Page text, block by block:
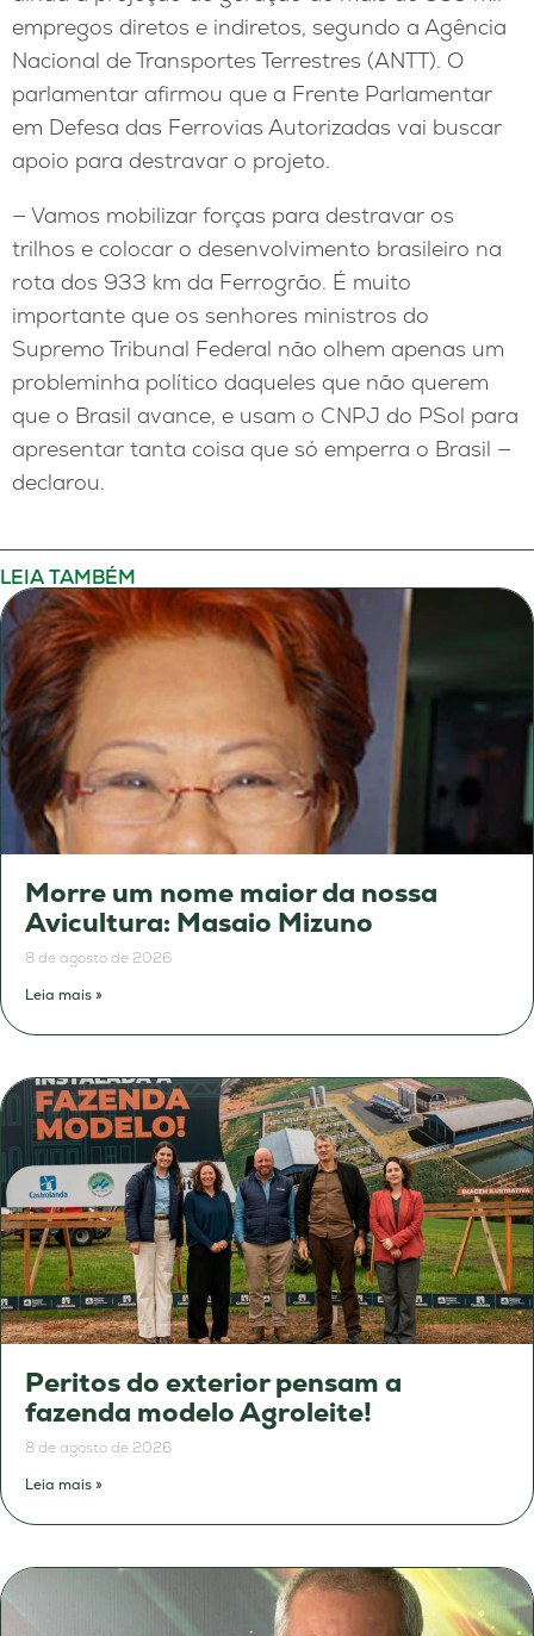
empregos diretos e indiretos, segundo a Agência
Nacional de Transportes Terrestres (ANTT). O
parlamentar afirmou que a Frente Parlamentar
em Defesa das Ferrovias Autorizadas vai buscar
apoio para destravar o projeto.
— Vamos mobilizar forças para destravar os
trilhos e colocar o desenvolvimento brasileiro na
rota dos 933 km da Ferrogrão. É muito
importante que os senhores ministros do
Supremo Tribunal Federal não olhem apenas um
probleminha político daqueles que não querem
que o Brasil avance, e usam o CNPJ do PSol para
apresentar tanta coisa que só emperra o Brasil —
declarou.
LEIA TAMBÉM
Morre um nome maior da nossa
Avicultura: Masaio Mizuno
8 de agosto de 2026
Leia mais »
Peritos do exterior pensam a
fazenda modelo Agroleite!
8 de agosto de 2026
Leia mais »